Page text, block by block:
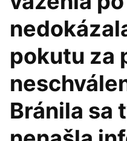
pokutu za
Bránila sa